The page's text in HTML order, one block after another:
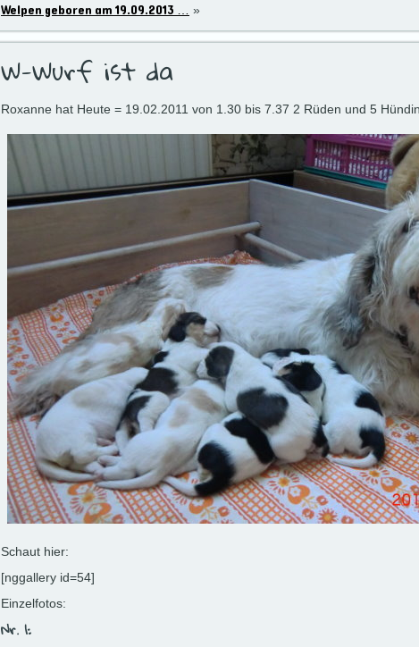
Welpen geboren am 19.09.2013 … »
W-Wurf ist da
Roxanne hat Heute = 19.02.2011 von 1.30 bis 7.37 2 Rüden und 5
Schaut hier:
[nggallery id=54]
Einzelfotos:
Nr. 1: